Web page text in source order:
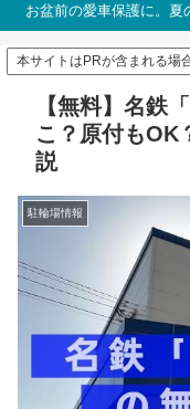
お盆前の愛車保護に。夏
本サイトはPRが含まれる場
【無料】名鉄
こ？原付もOK
説
駐輪場情報